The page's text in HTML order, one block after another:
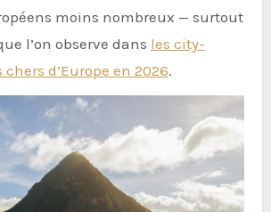
moins nombreux — surtout
l’on observe dans les city-
d’Europe en 2026.